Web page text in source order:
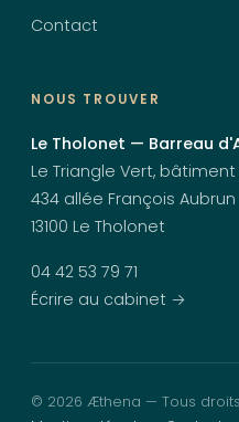
Contact
NOUS TROUVER
Le Tholonet — Barreau
Le Triangle Vert, bâtiment
434 allée François Aubrun
13100 Le Tholonet
04 42 53 79 71
Écrire au cabinet →
© 2026 Æthena — Tous